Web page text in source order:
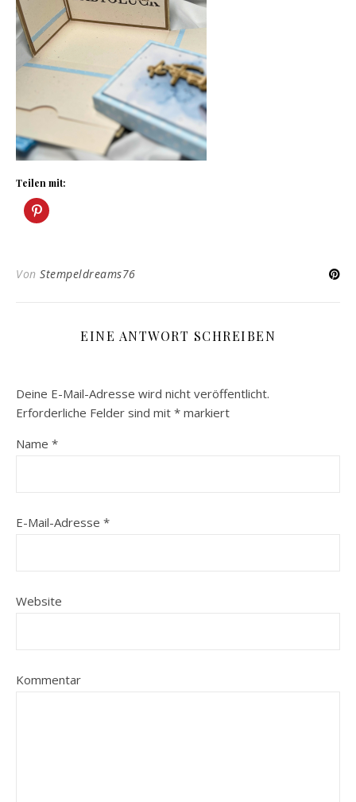
Teilen mit:
Von Stempeldreams76
EINE ANTWORT SCHREIBEN
Deine E-Mail-Adresse wird nicht veröffentlicht.
Erforderliche Felder sind mit * markiert
Name *
E-Mail-Adresse *
Website
Kommentar